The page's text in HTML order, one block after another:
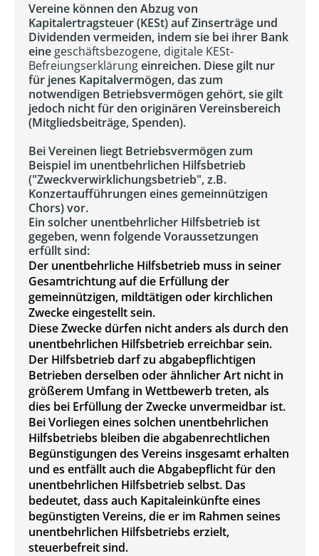
Vereine können den Abzug von
Kapitalertragsteuer (KESt) auf Zinserträge und
Dividenden vermeiden, indem sie bei ihrer Bank
eine geschäftsbezogene, digitale KESt-
Befreiungserklärungeinreichen. Diese gilt nur
für jenes Kapitalvermögen, das zum
notwendigen Betriebsvermögen gehört, sie gilt
jedoch nicht für den originären Vereinsbereich
(Mitgliedsbeiträge, Spenden).
Bei Vereinen liegt Betriebsvermögen zum
Beispiel im unentbehrlichen Hilfsbetrieb
("Zweckverwirklichungsbetrieb", z.B.
Konzertaufführungen eines gemeinnützigen
Chors) vor.
Ein solcher unentbehrlicher Hilfsbetrieb ist
gegeben, wenn folgende Voraussetzungen
erfüllt sind:
Der unentbehrliche Hilfsbetrieb muss in seiner
Gesamtrichtung auf die Erfüllung der
gemeinnützigen, mildtätigen oder kirchlichen
Zwecke eingestellt sein.
Diese Zwecke dürfen nicht anders als durch den
unentbehrlichen Hilfsbetrieb erreichbar sein.
Der Hilfsbetrieb darf zu abgabepflichtigen
Betrieben derselben oder ähnlicher Art nicht in
größerem Umfang in Wettbewerb treten, als
dies bei Erfüllung der Zwecke unvermeidbar ist.
Bei Vorliegen eines solchen unentbehrlichen
Hilfsbetriebs bleiben die abgabenrechtlichen
Begünstigungen des Vereins insgesamt erhalten
und es entfällt auch die Abgabepflicht für den
unentbehrlichen Hilfsbetrieb selbst. Das
bedeutet, dass auch Kapitaleinkünfte eines
begünstigten Vereins, die er im Rahmen seines
unentbehrlichen Hilfsbetriebs erzielt,
steuerbefreit sind.